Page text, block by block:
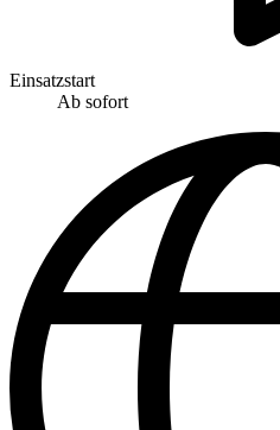
Einsatzstart
Ab sofort